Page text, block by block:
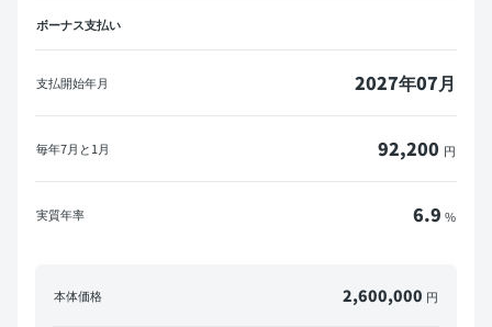
ボーナス支払い
支払開始年月 2027年07月
毎年7月と1月 92,200 円
実質年率 6.9 %
本体価格 2,600,000 円